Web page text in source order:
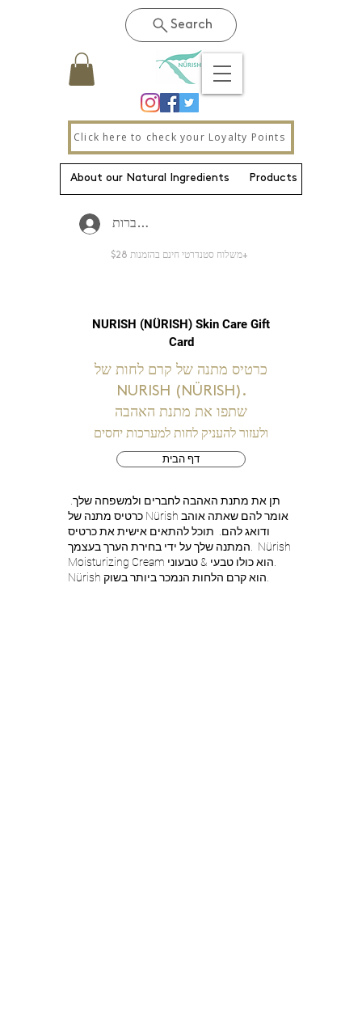
Search
Click here to check your Loyalty Points
About our Natural Ingredients Products
להתחברות
משלוח סטנדרטי חינם בהזמנות $28+
NURISH (NÜRISH) Skin Care Gift
Card
כרטיס מתנה של קרם לחות של
NURISH (NÜRISH).
שתפו את מתנת האהבה
ולעזור להעניק לחות למערכות יחסים
דף הבית
תן את מתנת האהבה לחברים ולמשפחה שלך.
כרטיס מתנה של Nürish אומר להם שאתה אוהב
ודואג להם. תוכל להתאים אישית את כרטיס
המתנה שלך על ידי בחירת הערך בעצמך. Nürish
Moisturizing Cream הוא כולו טבעי & טבעוני.